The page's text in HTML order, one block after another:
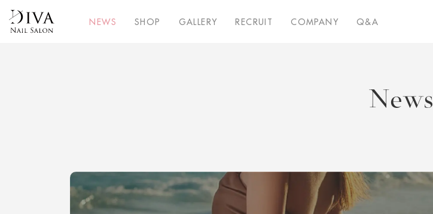
NEWS SHOP GALLERY RECRUIT COMPANY Q&A
News